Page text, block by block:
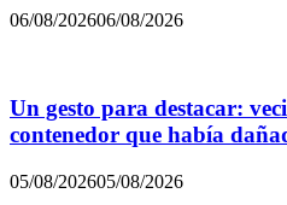
06/08/202606/08/2026
Un gesto para destacar:
contenedor que había
05/08/202605/08/2026